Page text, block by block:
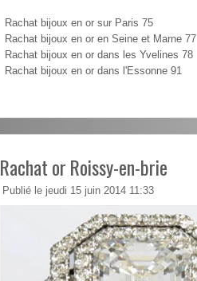
Rachat bijoux en or sur Paris 75
Rachat bijoux en or en Seine et Marne 77
Rachat bijoux en or dans les Yvelines 78
Rachat bijoux en or dans l'Essonne 91
Rachat or Roissy-en-brie
Publié le jeudi 15 juin 2014 11:33